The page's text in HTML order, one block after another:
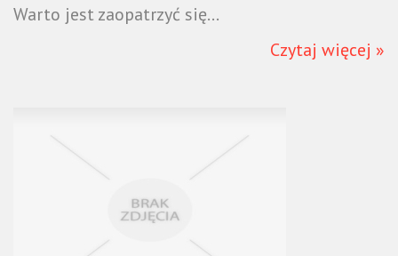
Warto jest zaopatrzyć się...
Czytaj więcej »